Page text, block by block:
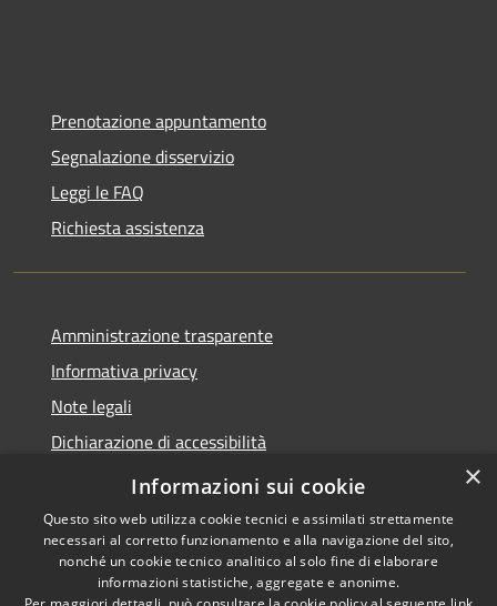
Prenotazione appuntamento
Segnalazione disservizio
Leggi le FAQ
Richiesta assistenza
Amministrazione trasparente
Informativa privacy
Note legali
Dichiarazione di accessibilità
Moduli Privacy Amministrazione trasparente
Copyright © 2026 • Comune di
×
Informazioni sui cookie
Questo sito web utilizza cookie tecnici e assimilati strettamente
necessari al corretto funzionamento e alla navigazione del sito,
nonché un cookie tecnico analitico al solo fine di elaborare
informazioni statistiche, aggregate e anonime.